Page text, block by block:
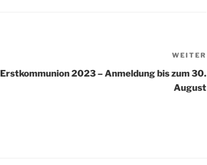
WEITER
Erstkommunion 2023 – Anmeldung bis zum 30.
August